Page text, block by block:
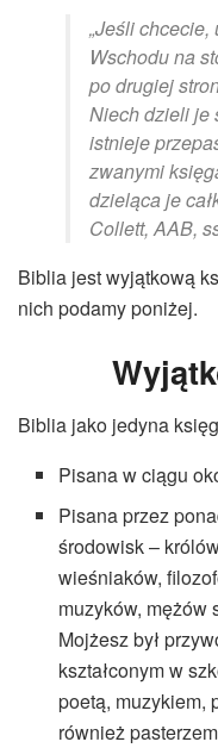
„Jeśli
Wschodu na
po drugiej
Niech dzieli je
istnieje
zwanymi
dzieląca je
Collett, AAB,
Biblia jest wyjątkową
nich podamy poniżej.
Biblia jako jedyna
Pisana w ciągu
Pisana przez
środowisk –
wieśniaków,
muzyków, mężów
Mojżesz był
kształconym w
poetą, muzykiem,
również